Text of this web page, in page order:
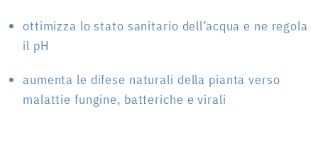
ottimizza lo stato sanitario dell’acqua e ne regola
il pH
aumenta le difese naturali della pianta verso
malattie fungine, batteriche e virali